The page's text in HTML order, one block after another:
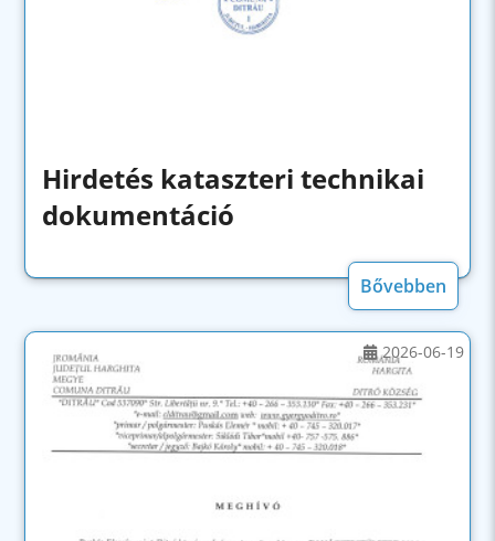
Hirdetés kataszteri technikai
dokumentáció
Bővebben
2026-06-19